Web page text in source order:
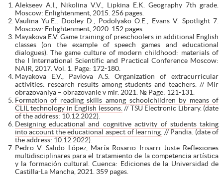
Alekseev A.I., Nikolina V.V., Lipkina E.K. Geography 7th grade.
Moscow: Enlightenment, 2015. 256 pages.
Vaulina Yu.E., Dooley D., Podolyako O.E., Evans V. Spotlight 7.
Moscow: Enlightenment, 2020. 152 pages.
Mayakova E.V. Game training of preschoolers in additional English
classes (on the example of speech games and educational
dialogues). The game culture of modern childhood: materials of
the I International Scientific and Practical Conference Moscow:
NAIR, 2017. Vol. 1. Page: 172-180.
Mayakova E.V., Pavlova A.S. Organization of extracurricular
activities: research results among students and teachers. // Mir
obrazovaniya – obrazovanie v mir. 2021. № Page: 121-131.
Formation of reading skills among schoolchildren by means of
CLIL technology in English lessons. // TSU Electronic Library. (date
of the address: 10.12.2022).
Designing educational and cognitive activity of students taking
into account the educational aspect of learning. // Pandia. (date of
the address: 10.12.2022).
Pedro V. Salido López, María Rosario Irisarri Juste Reflexiones
multidisciplinares para el tratamiento de la competencia artística
y la formación cultural. Cuenca: Ediciones de la Universidad de
Castilla-La Mancha, 2021. 359 pages.